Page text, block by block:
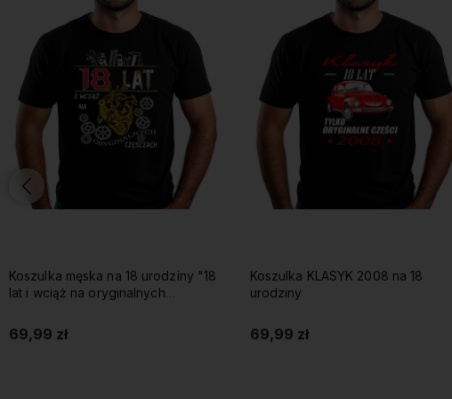
Koszulka męska na 18 urodziny "18
lat i wciąż na oryginalnych
69,99 zł
Koszulka KLASYK 2008 na 18
urodziny
69,99 zł